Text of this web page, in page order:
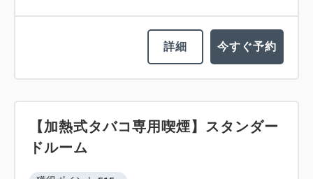
詳細 今すぐ予約
【加熱式タバコ専用喫煙】スタンダー
ドルーム